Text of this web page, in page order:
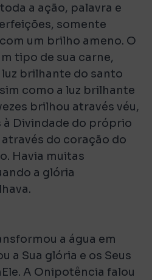
a ação, palavra e
somente
um brilho ameno. O
tipo de sua carne,
brilhante do santo
como a luz brilhante
brilhou através véu,
Divindade do próprio
do coração do
Havia muitas
a glória
a água em
a Sua glória e os Seus
A Onipotência falou